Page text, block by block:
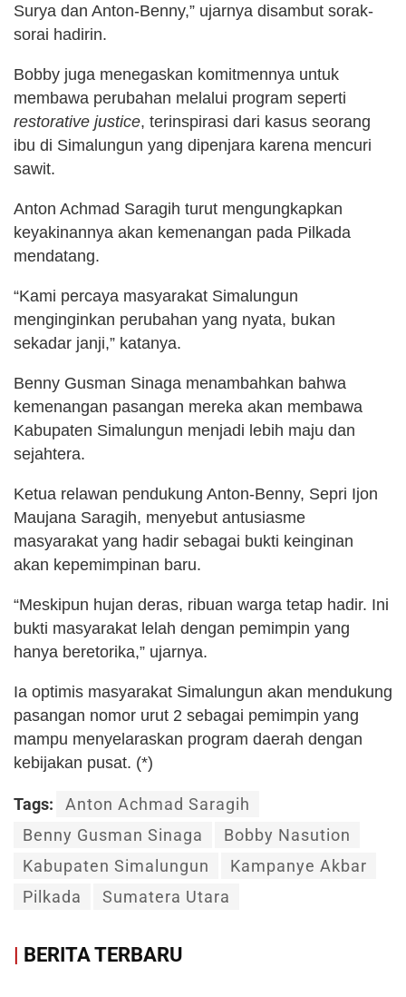
Surya dan Anton-Benny,” ujarnya disambut sorak-
sorai hadirin.
Bobby juga menegaskan komitmennya untuk
membawa perubahan melalui program seperti
restorative justice, terinspirasi dari kasus seorang
ibu di Simalungun yang dipenjara karena mencuri
sawit.
Anton Achmad Saragih turut mengungkapkan
keyakinannya akan kemenangan pada Pilkada
mendatang.
“Kami percaya masyarakat Simalungun
menginginkan perubahan yang nyata, bukan
sekadar janji,” katanya.
Benny Gusman Sinaga menambahkan bahwa
kemenangan pasangan mereka akan membawa
Kabupaten Simalungun menjadi lebih maju dan
sejahtera.
Ketua relawan pendukung Anton-Benny, Sepri Ijon
Maujana Saragih, menyebut antusiasme
masyarakat yang hadir sebagai bukti keinginan
akan kepemimpinan baru.
“Meskipun hujan deras, ribuan warga tetap hadir. Ini
bukti masyarakat lelah dengan pemimpin yang
hanya beretorika,” ujarnya.
Ia optimis masyarakat Simalungun akan mendukung
pasangan nomor urut 2 sebagai pemimpin yang
mampu menyelaraskan program daerah dengan
kebijakan pusat. (*)
Tags:
Anton Achmad Saragih
Benny Gusman Sinaga
Bobby Nasution
Kabupaten Simalungun
Kampanye Akbar
Pilkada
Sumatera Utara
| BERITA TERBARU